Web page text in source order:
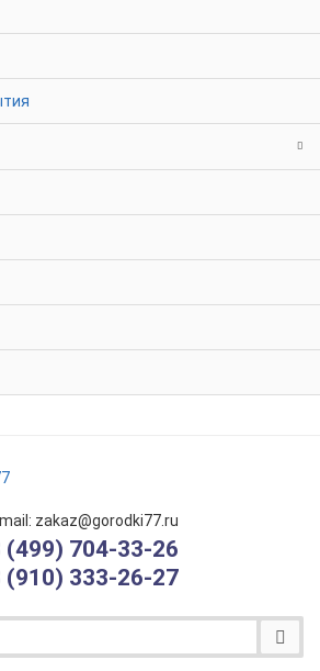
zakaz@gorodki77.ru
(499) 704-33-26
(910) 333-26-27